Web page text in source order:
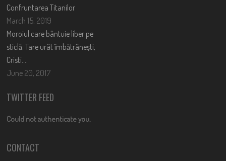
Confruntarea Titanilor
March 15, 2019
Moroiul care bântuie liber pe
sticlă. Tare urât îmbătrânești,
Cristi….
June 20, 2017
TWITTER FEED
Could not authenticate you.
CONTACT